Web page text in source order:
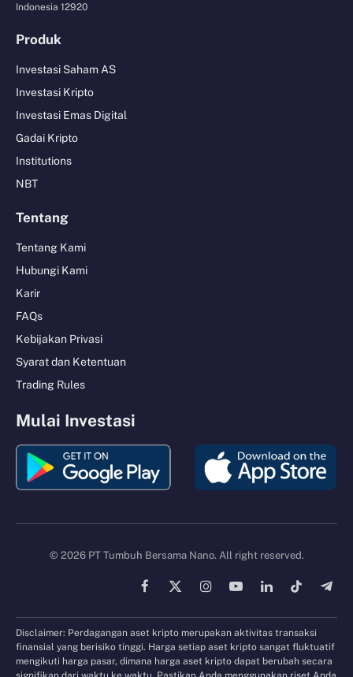
Indonesia 12920
Produk
Investasi Saham AS
Investasi Kripto
Investasi Emas Digital
Gadai Kripto
Institutions
NBT
Tentang
Tentang Kami
Hubungi Kami
Karir
FAQs
Kebijakan Privasi
Syarat dan Ketentuan
Trading Rules
Mulai Investasi
© 2026 PT Tumbuh Bersama Nano. All right reserved.
Facebook
X
InstagramYouTubeLinkedInTikTok
Disclaimer: Perdagangan aset kripto merupakan aktivitas transaksi
finansial yang berisiko tinggi. Harga setiap aset kripto sangat fluktuatif
mengikuti harga pasar, dimana harga aset kripto dapat berubah secara